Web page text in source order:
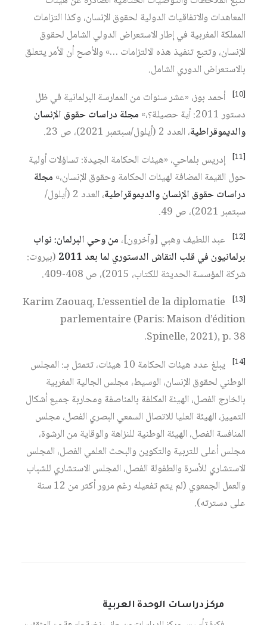
المعاهدات والاتفاقيات الدولية لحقوق الإنسان، وكذا التزامات
المملكة المغربية في إطار الاستعراض الدولي الشامل لحقوق
الإنسان، وتتبع تنفيذ هذه الالتزامات …» والأصح أن الأمر يتعلق
بالاستعراض الدوري الشامل.
[10]
أحمد بوز، «عشر سنوات من الممارسة البرلمانية في ظل
دستور 2011: أية حصيلة؟،»
مجلة دراسات حقوق الإنسان
والديموقراطية، العدد 2 (أيلول/سبتمبر 2021)، ص 23.
[11]
إدريس بلماحي، «هيئات الحكامة الجيدة: تساؤلات أولية
حول القيمة المضافة لهيئات الحكامة وحقوق الإنسان،» مجلة
دراسات حقوق الإنسان والديموقراطية
، العدد 2 (أيلول/
سبتمبر 2021)، ص 49.
[12] عبد اللطيف وهبي [وآخرون]، من وحي البرلمان: نواب
برلمانيون في قلب النقاش الدستوري لما بعد 2011
(بيروت:
شركة المؤسسة الحديثة للكتاب، 2015)، ص 408-409.
[13]
Karim Zaouaq, L’essentiel de la diplomatie
parlementaire (Paris: Maison d’édition
Spinelle, 2021), p. 38.
[14]
يبلغ عدد هيئات الحكامة 10 هيئات، تتمثل بـ: المجلس
الوطني لحقوق الإنسان، الوسيط، مجلس الجالية المغربية
بالخارج الفصل، الهيئة المكلفة بالمناصفة ومحاربة جميع أشكال
التمييز، الهيئة العليا للاتصال السمعي البصري الفصل، مجلس
المنافسة الفصل، الهيئة الوطنية للنزاهة والوقاية من الرشوة،
مجلس أعلى للتربية والتكوين والبحث العلمي الفصل، المجلس
الاستشاري للأسرة والطفولة الفصل، المجلس الاستشاري للشباب
والعمل الجمعوي (لم يتم تفعيله رغم مرور أكثر من 12 سنة
على دسترته).
مركز دراسات الوحدة العربية